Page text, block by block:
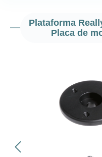
Plataforma
Placa de